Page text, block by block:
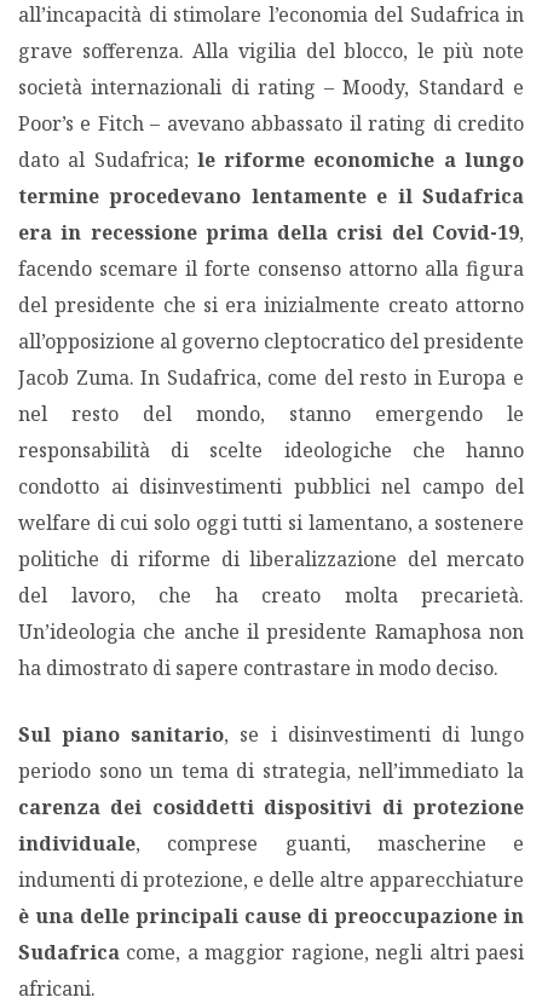
all’incapacità di stimolare l’economia del Sudafrica in
grave sofferenza. Alla vigilia del blocco, le più note
società internazionali di rating – Moody, Standard e
Poor’s e Fitch – avevano abbassato il rating di credito
dato al Sudafrica; le riforme economiche a lungo
termine procedevano lentamente e il Sudafrica
era in recessione prima della crisi del Covid-19,
facendo scemare il forte consenso attorno alla figura
del presidente che si era inizialmente creato attorno
all’opposizione al governo cleptocratico del presidente
Jacob Zuma. In Sudafrica, come del resto in Europa e
nel resto del mondo, stanno emergendo le
responsabilità di scelte ideologiche che hanno
condotto ai disinvestimenti pubblici nel campo del
welfare di cui solo oggi tutti si lamentano, a sostenere
politiche di riforme di liberalizzazione del mercato
del lavoro, che ha creato molta precarietà.
Un’ideologia che anche il presidente Ramaphosa non
ha dimostrato di sapere contrastare in modo deciso.
Sul piano sanitario, se i disinvestimenti di lungo
periodo sono un tema di strategia, nell’immediato la
carenza dei cosiddetti dispositivi di protezione
individuale, comprese guanti, mascherine e
indumenti di protezione, e delle altre apparecchiature
è una delle principali cause di preoccupazione in
Sudafrica come, a maggior ragione, negli altri paesi
africani.